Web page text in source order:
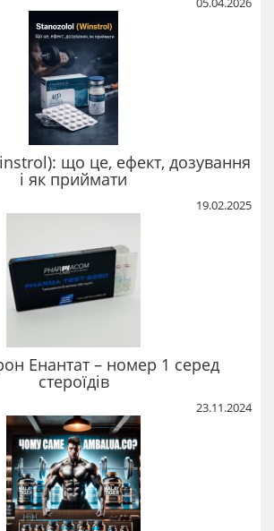
що це, ефект, дозування
і як приймати
19.02.2025
Енантат – номер 1 серед
стероїдів
23.11.2024